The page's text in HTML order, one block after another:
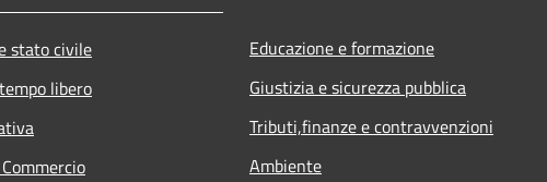
stato civile
libero
Educazione e formazione
Giustizia e sicurezza pubblica
Tributi,finanze e contravvenzioni
Ambiente